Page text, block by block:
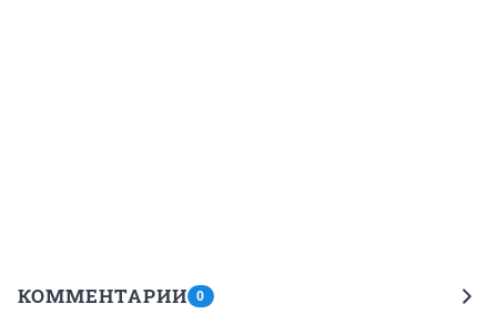
КОММЕНТАРИИ 0